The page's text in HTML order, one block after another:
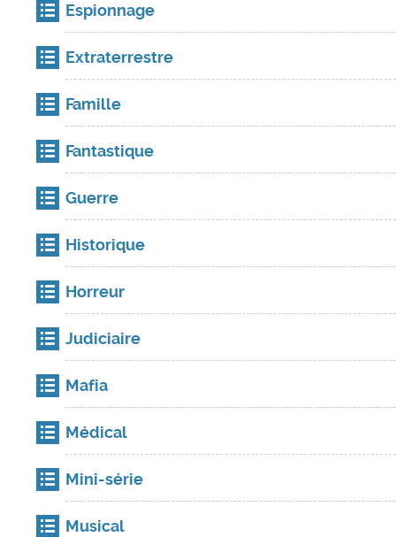
Espionnage
Extraterrestre
Famille
Fantastique
Guerre
Historique
Horreur
Judiciaire
Mafia
Médical
Mini-série
Musical